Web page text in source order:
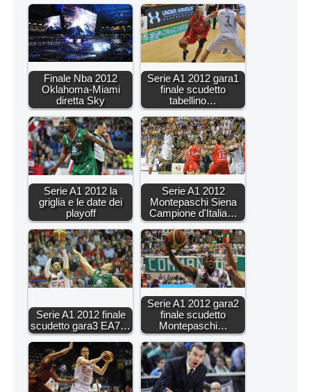
Finale Nba 2012
Oklahoma-Miami
diretta Sky
Serie A1 2012 gara1
finale scudetto
tabellino…
Serie A1 2012 la
griglia e le date dei
playoff
Serie A1 2012
Montepaschi Siena
Campione d'Italia…
Serie A1 2012 finale
scudetto gara3 EA7…
Serie A1 2012 gara2
finale scudetto
Montepaschi…